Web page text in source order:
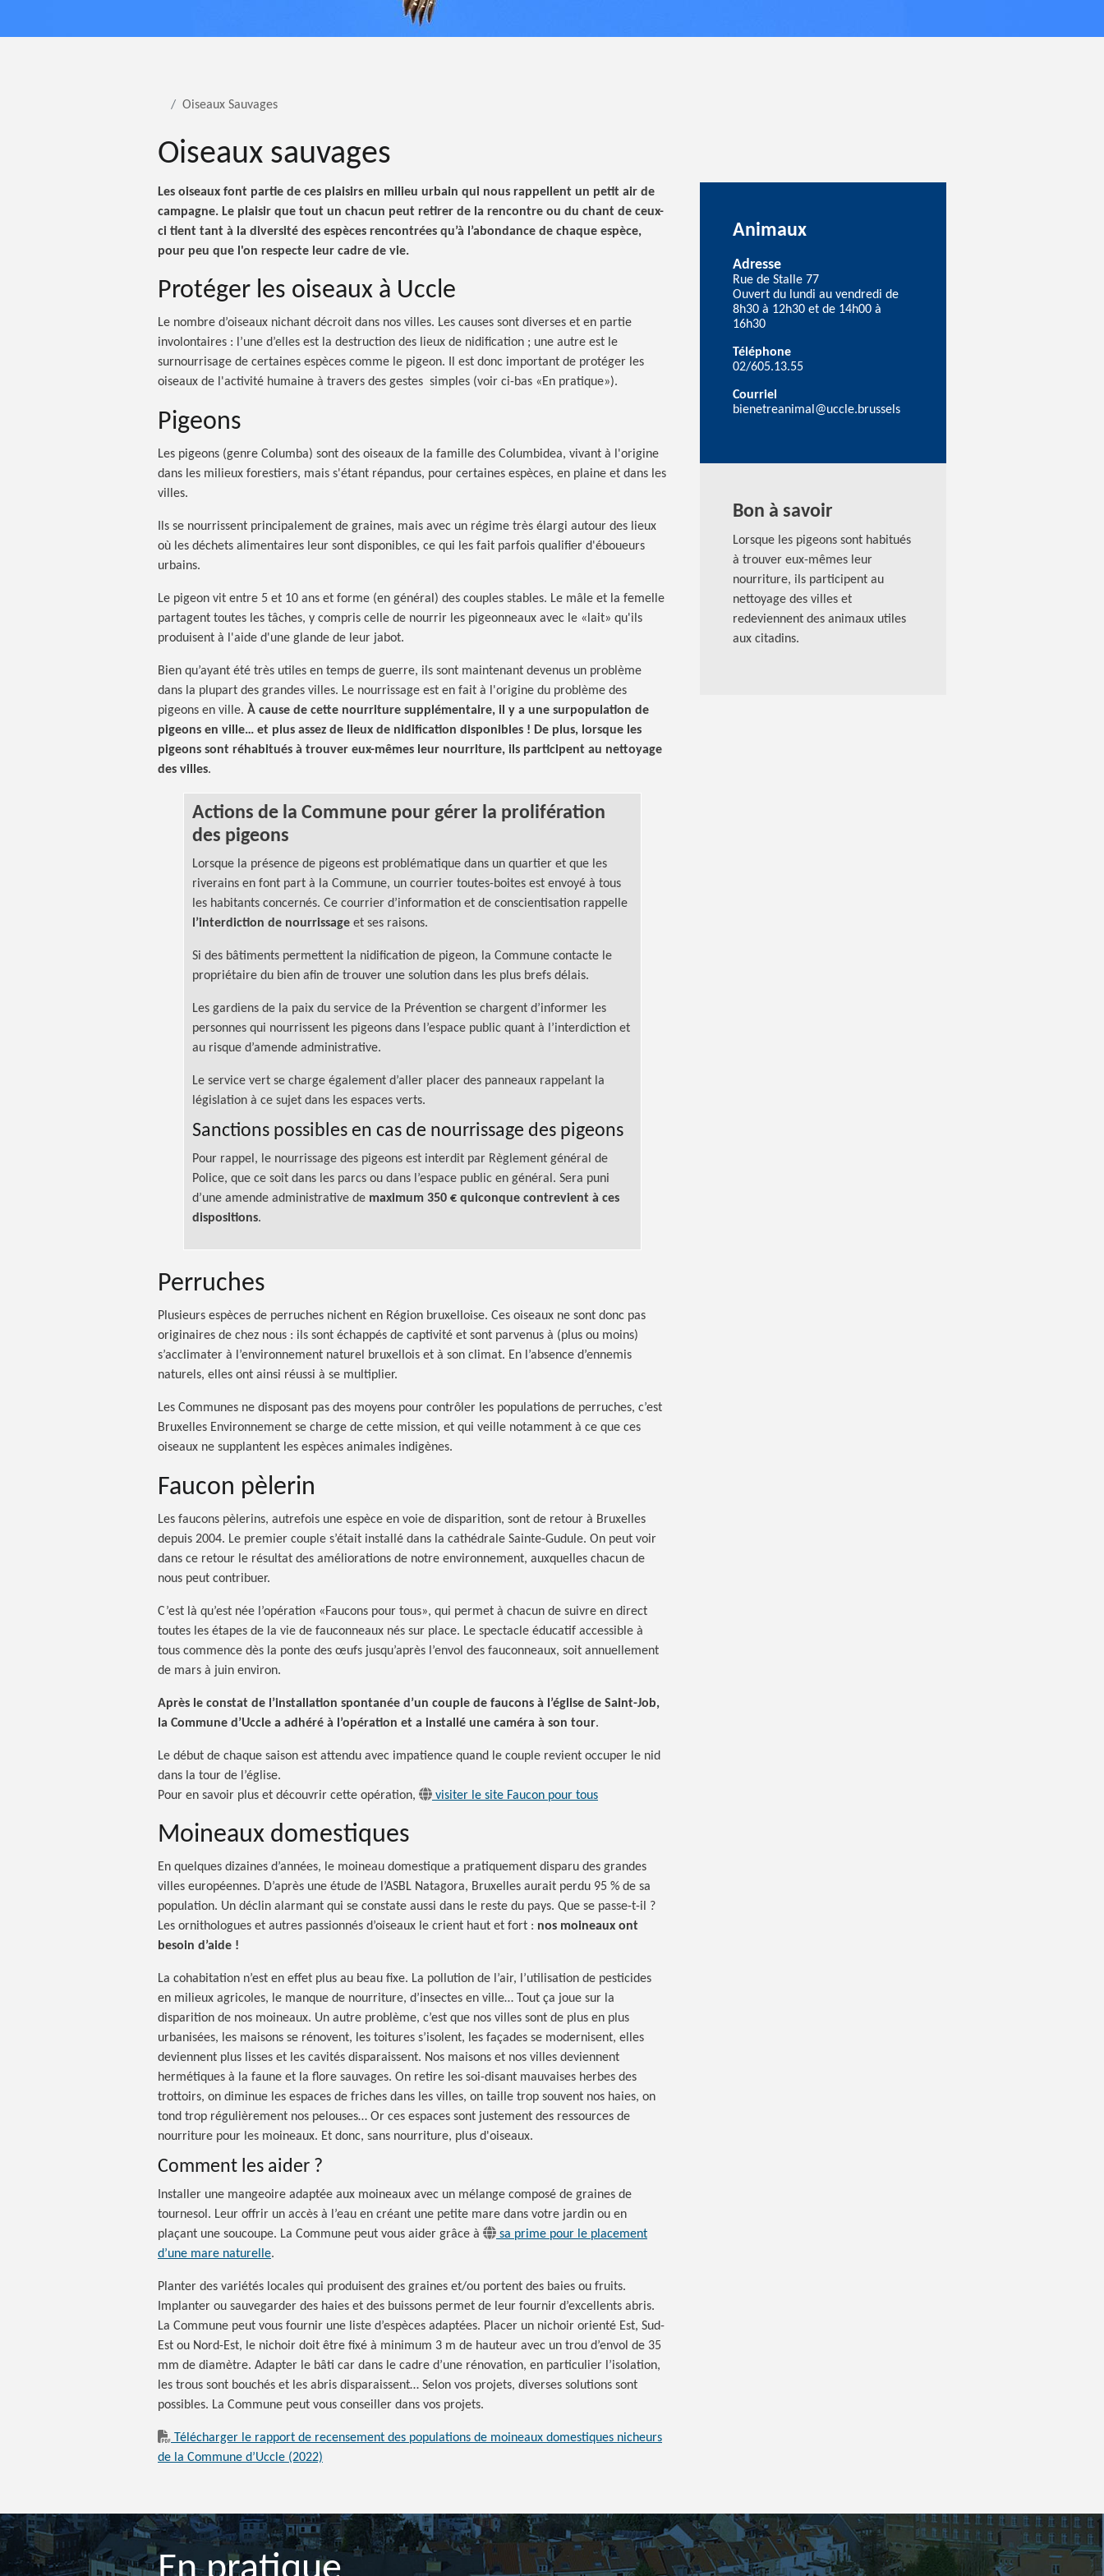
Oiseaux Sauvages
Oiseaux sauvages
Les oiseaux font partie de ces plaisirs en milieu urbain qui nous rappellent un petit air de
campagne. Le plaisir que tout un chacun peut retirer de la rencontre ou du chant de ceux-
ci tient tant à la diversité des espèces rencontrées qu’à l’abondance de chaque espèce,
pour peu que l'on respecte leur cadre de vie.
Protéger les oiseaux à Uccle
Le nombre d’oiseaux nichant décroit dans nos villes. Les causes sont diverses et en partie
involontaires : l’une d’elles est la destruction des lieux de nidification ; une autre est le
surnourrisage de certaines espèces comme le pigeon. Il est donc important de protéger les
oiseaux de l'activité humaine à travers des gestes simples (voir ci-bas «En pratique»).
Pigeons
Les pigeons (genre Columba) sont des oiseaux de la famille des Columbidea, vivant à l'origine
dans les milieux forestiers, mais s'étant répandus, pour certaines espèces, en plaine et dans les
villes.
Ils se nourrissent principalement de graines, mais avec un régime très élargi autour des lieux
où les déchets alimentaires leur sont disponibles, ce qui les fait parfois qualifier d'éboueurs
urbains.
Le pigeon vit entre 5 et 10 ans et forme (en général) des couples stables. Le mâle et la femelle
partagent toutes les tâches, y compris celle de nourrir les pigeonneaux avec le «lait» qu'ils
produisent à l'aide d'une glande de leur jabot.
Bien qu’ayant été très utiles en temps de guerre, ils sont maintenant devenus un problème
dans la plupart des grandes villes. Le nourrissage est en fait à l'origine du problème des
pigeons en ville. À cause de cette nourriture supplémentaire, il y a une surpopulation de
pigeons en ville… et plus assez de lieux de nidification disponibles ! De plus, lorsque les
pigeons sont réhabitués à trouver eux-mêmes leur nourriture, ils participent au nettoyage
des villes.
Actions de la Commune pour gérer la prolifération
des pigeons
Lorsque la présence de pigeons est problématique dans un quartier et que les
riverains en font part à la Commune, un courrier toutes-boites est envoyé à tous
les habitants concernés. Ce courrier d’information et de conscientisation rappelle
l’interdiction de nourrissage et ses raisons.
Si des bâtiments permettent la nidification de pigeon, la Commune contacte le
propriétaire du bien afin de trouver une solution dans les plus brefs délais.
Les gardiens de la paix du service de la Prévention se chargent d’informer les
personnes qui nourrissent les pigeons dans l’espace public quant à l’interdiction et
au risque d’amende administrative.
Le service vert se charge également d’aller placer des panneaux rappelant la
législation à ce sujet dans les espaces verts.
Sanctions possibles en cas de nourrissage des pigeons
Pour rappel, le nourrissage des pigeons est interdit par Règlement général de
Police, que ce soit dans les parcs ou dans l’espace public en général. Sera puni
d’une amende administrative de maximum 350 € quiconque contrevient à ces
dispositions.
Perruches
Plusieurs espèces de perruches nichent en Région bruxelloise. Ces oiseaux ne sont donc pas
originaires de chez nous : ils sont échappés de captivité et sont parvenus à (plus ou moins)
s’acclimater à l’environnement naturel bruxellois et à son climat. En l’absence d’ennemis
naturels, elles ont ainsi réussi à se multiplier.
Les Communes ne disposant pas des moyens pour contrôler les populations de perruches, c’est
Bruxelles Environnement se charge de cette mission, et qui veille notamment à ce que ces
oiseaux ne supplantent les espèces animales indigènes.
Faucon pèlerin
Les faucons pèlerins, autrefois une espèce en voie de disparition, sont de retour à Bruxelles
depuis 2004. Le premier couple s’était installé dans la cathédrale Sainte-Gudule. On peut voir
dans ce retour le résultat des améliorations de notre environnement, auxquelles chacun de
nous peut contribuer.
C’est là qu’est née l’opération «Faucons pour tous», qui permet à chacun de suivre en direct
toutes les étapes de la vie de fauconneaux nés sur place. Le spectacle éducatif accessible à
tous commence dès la ponte des œufs jusqu’après l’envol des fauconneaux, soit annuellement
de mars à juin environ.
Après le constat de l’installation spontanée d’un couple de faucons à l’église de Saint-Job,
la Commune d’Uccle a adhéré à l’opération et a installé une caméra à son tour.
Le début de chaque saison est attendu avec impatience quand le couple revient occuper le nid
dans la tour de l’église.
Pour en savoir plus et découvrir cette opération,
visiter le site Faucon pour tous
Moineaux domestiques
En quelques dizaines d’années, le moineau domestique a pratiquement disparu des grandes
villes européennes. D’après une étude de l’ASBL Natagora, Bruxelles aurait perdu 95 % de sa
population. Un déclin alarmant qui se constate aussi dans le reste du pays. Que se passe-t-il ?
Les ornithologues et autres passionnés d’oiseaux le crient haut et fort : nos moineaux ont
besoin d’aide !
La cohabitation n’est en effet plus au beau fixe. La pollution de l’air, l’utilisation de pesticides
en milieux agricoles, le manque de nourriture, d’insectes en ville… Tout ça joue sur la
disparition de nos moineaux. Un autre problème, c’est que nos villes sont de plus en plus
urbanisées, les maisons se rénovent, les toitures s’isolent, les façades se modernisent, elles
deviennent plus lisses et les cavités disparaissent. Nos maisons et nos villes deviennent
hermétiques à la faune et la flore sauvages. On retire les soi-disant mauvaises herbes des
trottoirs, on diminue les espaces de friches dans les villes, on taille trop souvent nos haies, on
tond trop régulièrement nos pelouses… Or ces espaces sont justement des ressources de
nourriture pour les moineaux. Et donc, sans nourriture, plus d'oiseaux.
Comment les aider ?
Installer une mangeoire adaptée aux moineaux avec un mélange composé de graines de
tournesol. Leur offrir un accès à l’eau en créant une petite mare dans votre jardin ou en
plaçant une soucoupe. La Commune peut vous aider grâce à
sa prime pour le placement
d’une mare naturelle.
Planter des variétés locales qui produisent des graines et/ou portent des baies ou fruits.
Implanter ou sauvegarder des haies et des buissons permet de leur fournir d’excellents abris.
La Commune peut vous fournir une liste d’espèces adaptées. Placer un nichoir orienté Est, Sud-
Est ou Nord-Est, le nichoir doit être fixé à minimum 3 m de hauteur avec un trou d’envol de 35
mm de diamètre. Adapter le bâti car dans le cadre d’une rénovation, en particulier l’isolation,
les trous sont bouchés et les abris disparaissent… Selon vos projets, diverses solutions sont
possibles. La Commune peut vous conseiller dans vos projets.
Télécharger le rapport de recensement des populations de moineaux domestiques nicheurs
de la Commune d’Uccle (2022)
Animaux
Adresse
Rue de Stalle 77
Ouvert du lundi au vendredi de
8h30 à 12h30 et de 14h00 à
16h30
Téléphone
02/605.13.55
Courriel
bienetreanimal@uccle.brussels
Bon à savoir
Lorsque les pigeons sont habitués
à trouver eux-mêmes leur
nourriture, ils participent au
nettoyage des villes et
redeviennent des animaux utiles
aux citadins.